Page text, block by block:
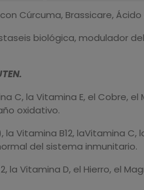
Cúrcuma, Brassicare, Ácido
biológica, modulador
C, la Vitamina E, el Cobre,
oxidativo.
Vitamina B12, laVitamina C,
del sistema inmunitario.
la Vitamina D, el Hierro, el